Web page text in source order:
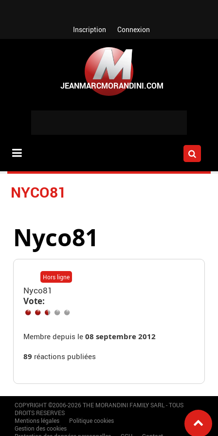
Inscription Connexion
NYCO81
Nyco81
Hors ligne
Nyco81
Vote:
Membre depuis le08 septembre 2012
89 réactions publiées
COPYRIGHT ©2006-2026 THE MORANDINI FAMILY SARL - TOUS
DROITS RESERVES
Mentions légales
Politique cookies
Gestion des cookies